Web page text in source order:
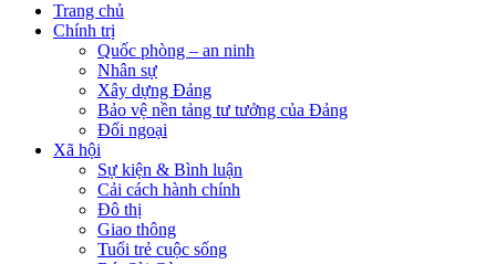
Trang chủ
Chính trị
Quốc phòng – an ninh
Nhân sự
Xây dựng Đảng
Bảo vệ nền tảng tư tưởng của Đảng
Đối ngoại
Xã hội
Sự kiện & Bình luận
Cải cách hành chính
Đô thị
Giao thông
Tuổi trẻ cuộc sống